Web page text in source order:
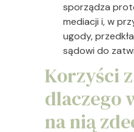
sporządza
mediacji i, w
ugody,
sądowi do
Korzyści
dlaczego
na nią